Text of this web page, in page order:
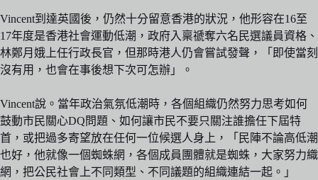
Vincent到達英國後，仍然十分留意香港的狀況，他形容在16至
17年度是香港社會運動低潮，政府入稟禠奪六名民選議員資格、
林鄭月娥上任行政長官，但那時港人仍會嘗試發聲，「即使當刻
沒有用，也會在事後想下次可怎辦」。
Vincent說。當年政治氣氛低潮時，各個組織仍然努力思考如何
鼓動市民關心DQ問題、如何讓市民不要只關注誰擔任下屆特
首，或把過多寄望放在任何一位候選人身上，「民陣不論高低潮
也好，他就像一個蜘蛛網，各個成員團體就是蜘蛛，大家努力織
網，把公民社會上不同類型、不同議題的組織連結一起。」